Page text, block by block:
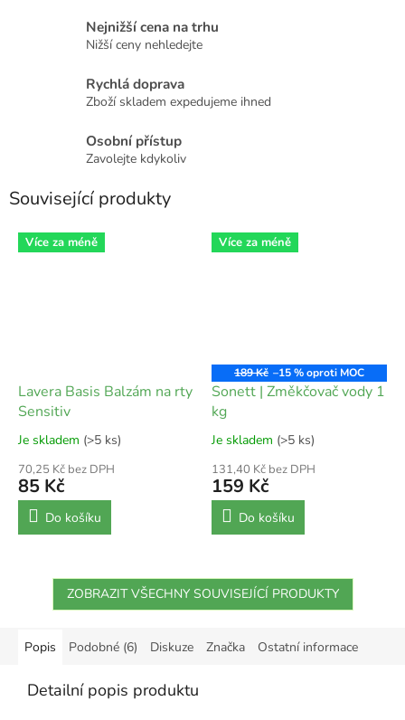
Nejnižší cena na trhu
Nižší ceny nehledejte
Rychlá doprava
Zboží skladem expedujeme ihned
Osobní přístup
Zavolejte kdykoliv
Související produkty
Více za méně
Lavera Basis Balzám na rty
Sensitiv
Je skladem (>5 ks)
70,25 Kč bez DPH
85 Kč
Do košíku
Více za méně
189 Kč –15 %
Sonett | Změkčovač vody 1
kg
Je skladem (>5 ks)
131,40 Kč bez DPH
159 Kč
Do košíku
ZOBRAZIT VŠECHNY SOUVISEJÍCÍ PRODUKTY
Popis Podobné (6) Diskuze Značka Ostatní informace
Detailní popis produktu